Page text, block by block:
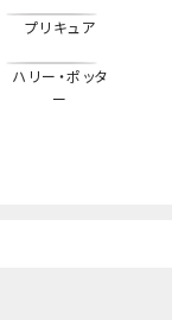
類変更、カ
ませ。
。発送準
レスへご案
プリキュア
ハリー・ポッタ
ー